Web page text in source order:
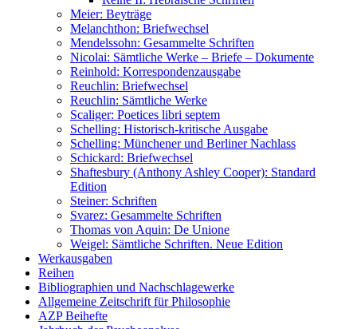
Meier: Beyträge
Melanchthon: Briefwechsel
Mendelssohn: Gesammelte Schriften
Nicolai: Sämtliche Werke – Briefe – Dokumente
Reinhold: Korrespondenzausgabe
Reuchlin: Briefwechsel
Reuchlin: Sämtliche Werke
Scaliger: Poetices libri septem
Schelling: Historisch-kritische Ausgabe
Schelling: Münchener und Berliner Nachlass
Schickard: Briefwechsel
Shaftesbury (Anthony Ashley Cooper): Standard
Edition
Steiner: Schriften
Svarez: Gesammelte Schriften
Thomas von Aquin: De Unione
Weigel: Sämtliche Schriften. Neue Edition
Werkausgaben
Reihen
Bibliographien und Nachschlagewerke
Allgemeine Zeitschrift für Philosophie
AZP Beihefte